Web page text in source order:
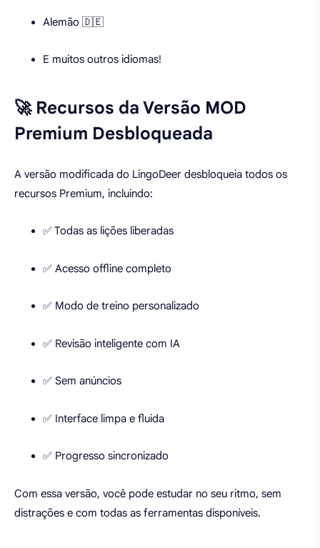
Alemão 🇩🇪
E muitos outros idiomas!
🚀 Recursos da Versão MOD
Premium Desbloqueada
A versão modificada do LingoDeer desbloqueia todos os
recursos Premium, incluindo:
✅ Todas as lições liberadas
✅ Acesso offline completo
✅ Modo de treino personalizado
✅ Revisão inteligente com IA
✅ Sem anúncios
✅ Interface limpa e fluida
✅ Progresso sincronizado
Com essa versão, você pode estudar no seu ritmo, sem
distrações e com todas as ferramentas disponíveis.